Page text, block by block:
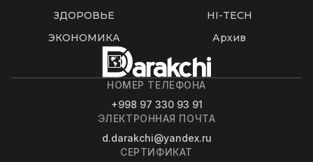
ЗДОРОВЬЕ
HI-TECH
ЭКОНОМИКА
Архив
НОМЕР ТЕЛЕФОНА
+998 97 330 93 91
ЭЛЕКТРОННАЯ ПОЧТА
d.darakchi@yandex.ru
СЕРТИФИКАТ